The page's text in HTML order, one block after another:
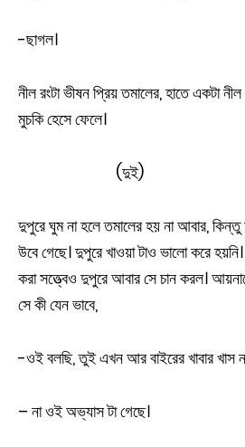
-ছাগল।
নীল রংটা ভীষন প্রিয় তমালের, হাতে একটা
মুচকি হেসে ফেলে।
(দুই)
দুপুরে ঘুম না হলে তমালের হয় না আবার,
উবে গেছে। দুপুরে খাওয়া টাও ভালো করে
করা সত্ত্বেও দুপুরে আবার সে চান করল।
সে কী যেন ভাবে,
-ওই বলছি, তুই এখন আর বাইরের খাবার খাস
– না ওই অভ্যাস টা গেছে।